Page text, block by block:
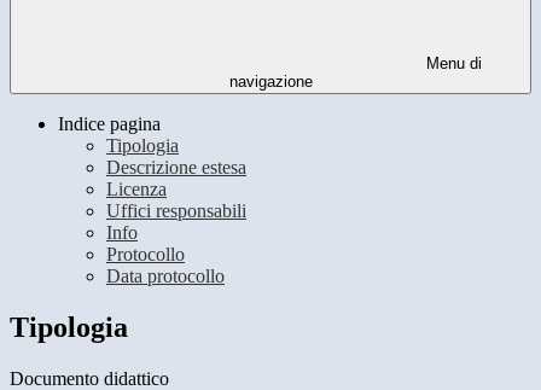
Menu di
navigazione
Indice pagina
Tipologia
Descrizione estesa
Licenza
Uffici responsabili
Info
Protocollo
Data protocollo
Tipologia
Documento didattico